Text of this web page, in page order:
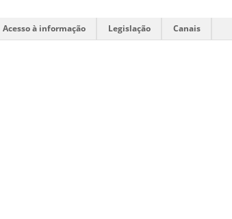
Acesso à informação Legislação Canais